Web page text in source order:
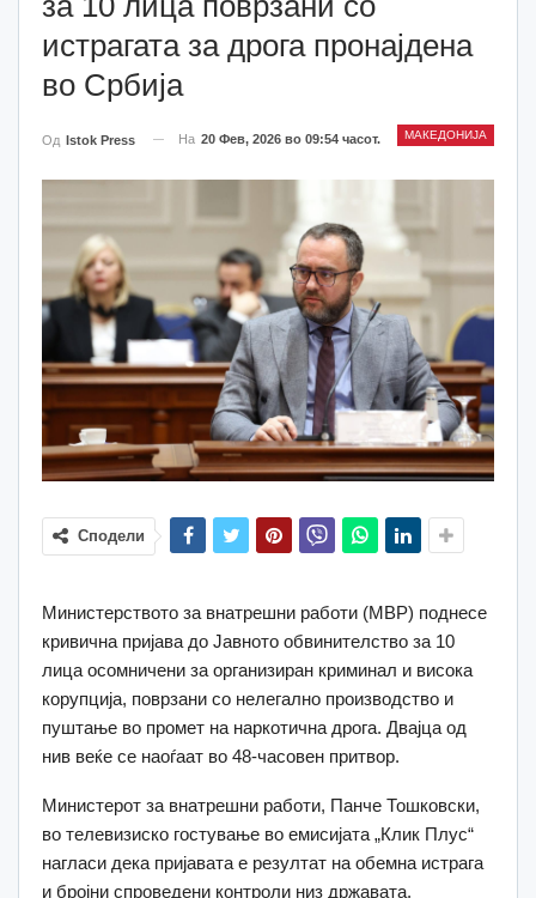
истрагата за дрога пронајдена
во Србија
МАКЕДОНИЈА
Од Istok Press На 20 Фев, 2026 во 09:54 часот.
Сподели
Министерството за внатрешни работи (МВР) поднесе
кривична пријава до Јавното обвинителство за 10
лица осомничени за организиран криминал и висока
корупција, поврзани со нелегално производство и
пуштање во промет на наркотична дрога. Двајца од
нив веќе се наоѓаат во 48-часовен притвор.
Министерот за внатрешни работи, Панче Тошковски,
во телевизиско гостување во емисијата „Клик Плус“
нагласи дека пријавата е резултат на обемна истрага
и бројни спроведени контроли низ државата.